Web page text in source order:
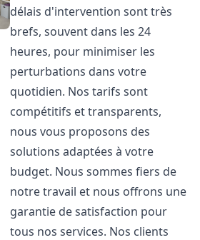
délais d'intervention sont très
brefs, souvent dans les 24
heures, pour minimiser les
perturbations dans votre
quotidien. Nos tarifs sont
compétitifs et transparents,
nous vous proposons des
solutions adaptées à votre
budget. Nous sommes fiers de
notre travail et nous offrons une
garantie de satisfaction pour
tous nos services. Nos clients